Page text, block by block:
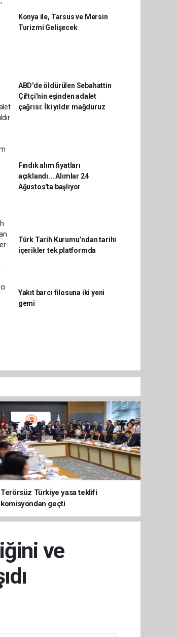
Konya ile, Tarsus ve Mersin
Turizmi Gelişecek
ABD'de öldürülen Sebahattin
Çiftçi'nin eşinden adalet
çağrısı: İki yıldır mağduruz
Fındık alım fiyatları
açıklandı... Alımlar 24
Ağustos'ta başlıyor
Türk Tarih Kurumu’ndan tarihi
içerikler tek platformda
Yakıt barcı filosuna iki yeni
gemi
Terörsüz Türkiye yasa teklifi
komisyondan geçti
ve